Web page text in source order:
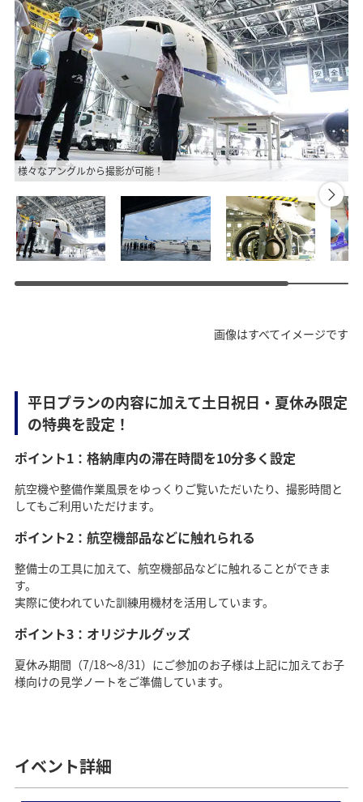
様々なアングルから撮影が可能！
画像はすべてイメージです
平日プランの内容に加えて土日祝日・夏休み限定
の特典を設定！
ポイント1：格納庫内の滞在時間を10分多く設定
航空機や整備作業風景をゆっくりご覧いただいたり、撮影時間と
してもご利用いただけます。
ポイント2：航空機部品などに触れられる
整備士の工具に加えて、航空機部品などに触れることができま
す。
実際に使われていた訓練用機材を活用しています。
ポイント3：オリジナルグッズ
夏休み期間（7/18～8/31）にご参加のお子様は上記に加えてお子
様向けの見学ノートをご準備しています。
イベント詳細